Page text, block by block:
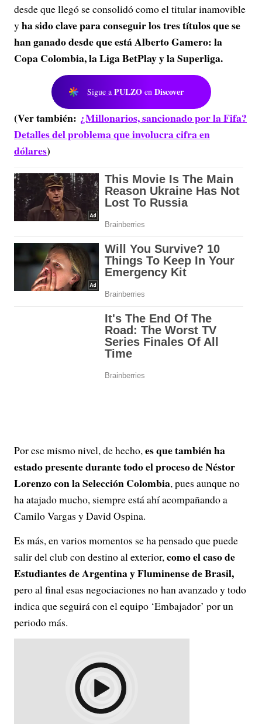
desde que llegó se consolidó como el titular inamovible
yha sido clave para conseguir los tres títulos que se
han ganado desde que está Alberto Gamero: la
Copa Colombia, la Liga BetPlay y la Superliga.
Sigue a PULZO en Discover
(Ver también: ¿Millonarios, sancionado por la Fifa?
Detalles del problema que involucra cifra en
dólares)
Por ese mismo nivel, de hecho,es que también ha
estado presente durante todo el proceso de Néstor
Lorenzo con la Selección Colombia, pues aunque no
ha atajado mucho, siempre está ahí acompañando a
Camilo Vargas y David Ospina.
Es más, en varios momentos se ha pensado que puede
salir del club con destino al exterior,como el caso de
Estudiantes de Argentina y Fluminense de Brasil,
pero al final esas negociaciones no han avanzado y todo
indica que seguirá con el equipo ‘Embajador’ por un
periodo más.